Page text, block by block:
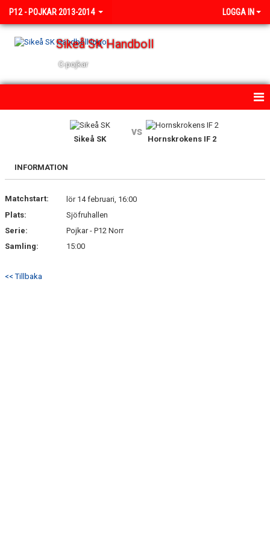
P12 - POJKAR 2013-2014 LOGGA IN
Sikeå SK Handboll
C-pojkar
KALENDER
TRUPPEN
DOKUMENT
KONTAKT
Sikeå SK
vs
Hornskrokens IF 2
INFORMATION
Matchstart:
lör 14 februari, 16:00
Plats:
Sjöfruhallen
Serie:
Pojkar - P12 Norr
Samling:
15:00
<< Tillbaka